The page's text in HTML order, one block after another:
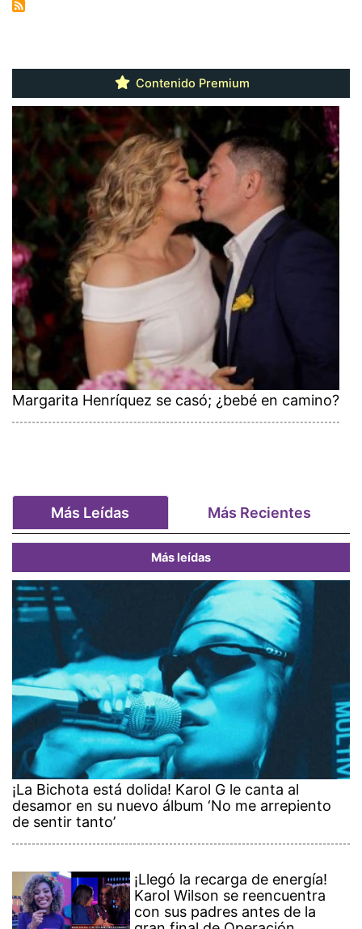
Contenido Premium
Margarita Henríquez se casó; ¿bebé en camino?
Más Leídas Más Recientes
Más leídas
¡La Bichota está dolida! Karol G le canta al
desamor en su nuevo álbum ‘No me arrepiento
de sentir tanto’
¡Llegó la recarga de energía!
Karol Wilson se reencuentra
con sus padres antes de la